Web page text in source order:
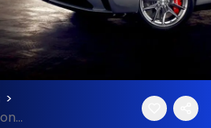
>
Dodge Charger Daytona 2025 : prix et fiche technique